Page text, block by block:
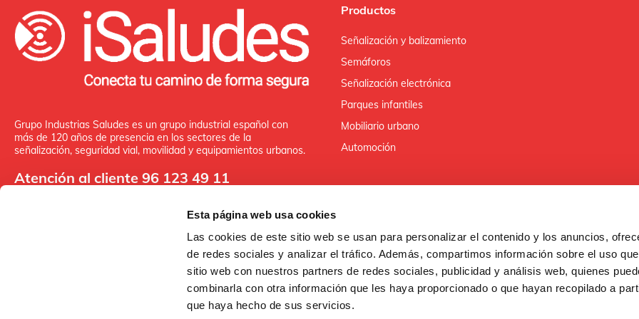
Esta página web usa cookies
Las cookies de este sitio web se usan para personalizar el contenido y los anuncios,
de redes sociales y analizar el tráfico. Además, compartimos información sobre el uso
sitio web con nuestros partners de redes sociales, publicidad y análisis web, quienes
combinarla con otra información que les haya proporcionado o que hayan recopilado a
que haya hecho de sus servicios.
Grupo Industrias Saludes es un grupo industrial español con
más de 120 años de presencia en los sectores de la
señalización, seguridad vial, movilidad y equipamientos urbanos.
Atención al cliente 96 123 49 11
Productos
Señalización y balizamiento
Semáforos
Señalización electrónica
Parques infantiles
Mobiliario urbano
Automoción
FONDO EUROPEO DE DESARROLLO REGIONAL
UNA MANERA DE HACER EUROPA